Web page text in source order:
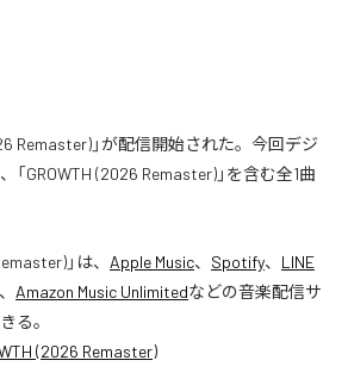
Remaster)」が配信開始された。今回デジ
GROWTH (2026 Remaster)」を含む全1曲
」は、 Apple Music、 Spotify、 LINE
、 Amazon Music Unlimitedなどの音楽配信サ
る。
(2026 Remaster)